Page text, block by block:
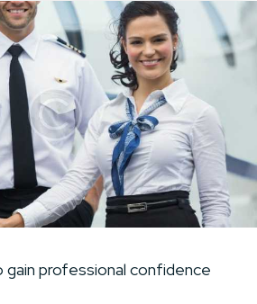
professional confidence